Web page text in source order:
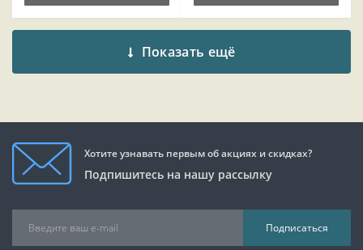
Показать ещё
Хотите узнавать первым об акциях и скидках?
Подпишитесь на нашу рассылку
Подписаться